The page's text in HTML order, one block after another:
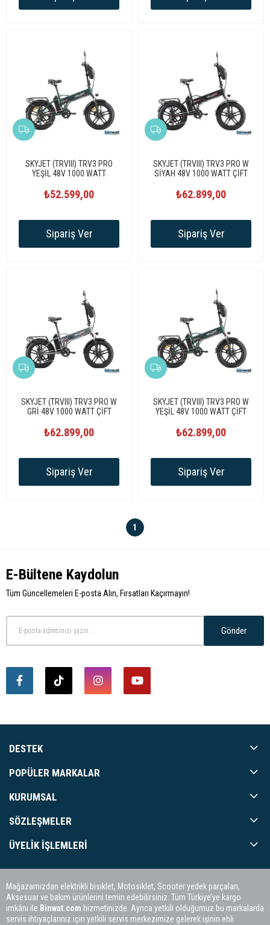
SKYJET (TRVIII) TRV3 PRO
YEŞİL 48V 1000 WATT
₺52.599,00
Sipariş Ver
SKYJET (TRVIII) TRV3 PRO W
SİYAH 48V 1000 WATT ÇİFT
BİSİKLET
₺62.899,00
Sipariş Ver
SKYJET (TRVIII) TRV3 PRO W
GRİ 48V 1000 WATT ÇİFT
BİSİKLET
₺62.899,00
Sipariş Ver
SKYJET (TRVIII) TRV3 PRO W
YEŞİL 48V 1000 WATT ÇİFT
BİSİKLET
₺62.899,00
Sipariş Ver
1
E-Bültene Kaydolun
Tüm Güncellemeleri E-posta Alın, Fırsatları Kaçırmayın!
Gönder
DESTEK
POPÜLER MARKALAR
KURUMSAL
SÖZLEŞMELER
ÜYELIK İŞLEMLERI
Mağazamızdan elektrikli bisiklet, Motosiklet, Scooter yedek parçaları,
Aksesuar ve bakım ürünlerini temin edebilirsiniz. Tüm Türkiye’ye kargo
imkânı ile Binwat.com hizmetinizde. Ayrıca yetkili olduğumuz bu markalarda
servis ihtiyaçlarınız için yetkili servis merkezimize gelerek işinin ehli